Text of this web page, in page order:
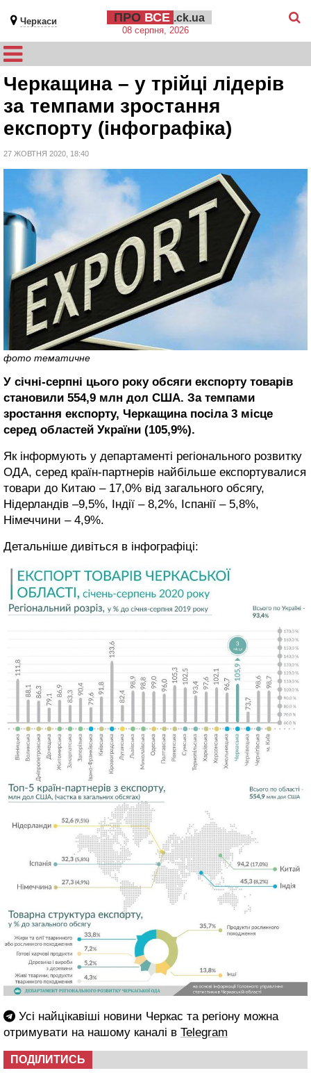
Черкаси ПРО ВСЕ .ck.ua
08 серпня, 2026
Черкащина – у трійці лідерів
за темпами зростання
експорту (інфографіка)
27 ЖОВТНЯ 2020, 18:40
фото тематичне
У січні-серпні цього року обсяги експорту товарів
становили 554,9 млн дол США. За темпами
зростання експорту, Черкащина посіла 3 місце
серед областей України (105,9%).
Як інформують у департаменті регіонального розвитку
ОДА, серед країн-партнерів найбільше експортувалися
товари до Китаю – 17,0% від загального обсягу,
Нідерландів –9,5%, Індії – 8,2%, Іспанії – 5,8%,
Німеччини – 4,9%.
Детальніше дивіться в інфографіці:
Усі найцікавіші новини Черкас та регіону можна
отримувати на нашому каналі в Telegram
ПОДІЛИТИСЬ